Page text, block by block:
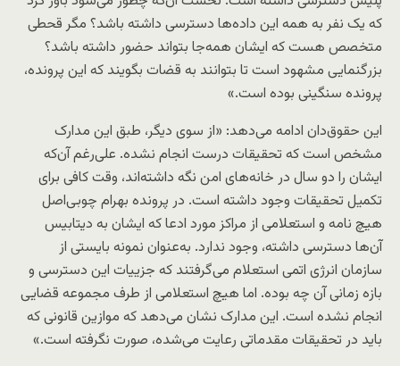
که یک نفر به همه این داده‌ها دسترسی داشته باشد؟ مگر قحطی
متخصص هست که ایشان همه‌جا بتواند حضور داشته باشد؟
بزرگنمایی مشهود است تا بتوانند به قضات بگویند که این پرونده،
پرونده سنگینی بوده است.»
این حقوق‌دان ادامه می‌دهد: «از سوی دیگر، طبق این مدارک
مشخص است که تحقیقات درست انجام نشده. علی‌رغم آن‌که
ایشان را دو سال در خانه‌های امن نگه داشته‌اند، وقت کافی برای
تکمیل تحقیقات وجود داشته است. در پرونده بهرام چوبی‌اصل
هیچ نامه و استعلامی از مراکز مورد ادعا که ایشان به دیتابیس
آن‌ها دسترسی داشته، وجود ندارد. به‌عنوان نمونه بایستی از
سازمان انرژی اتمی استعلام می‌گرفتند که جزییات این دسترسی و
بازه زمانی آن چه بوده. اما هیچ استعلامی از طرف مجموعه قضایی
انجام نشده است. این مدارک نشان می‌دهد که موازین قانونی که
باید در تحقیقات مقدماتی رعایت می‌شده، صورت نگرفته است.»